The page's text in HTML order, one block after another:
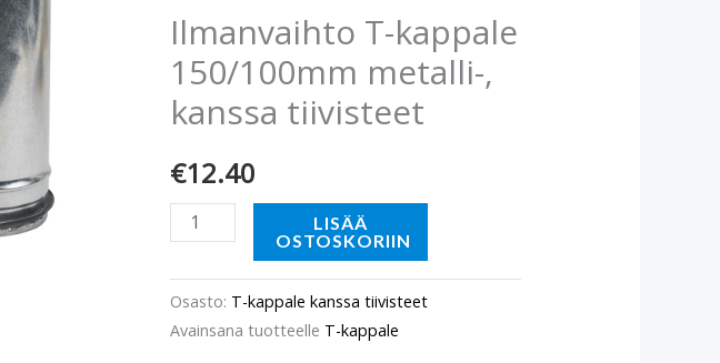
Ilmanvaihto T-kappale
150/100mm metalli-,
kanssa tiivisteet
€12.40
metalli-,
kanssa
tiivisteet
määrä
LISÄÄ
OSTOSKORIIN
Osasto: T-kappale kanssa tiivisteet
Avainsana tuotteelle T-kappale